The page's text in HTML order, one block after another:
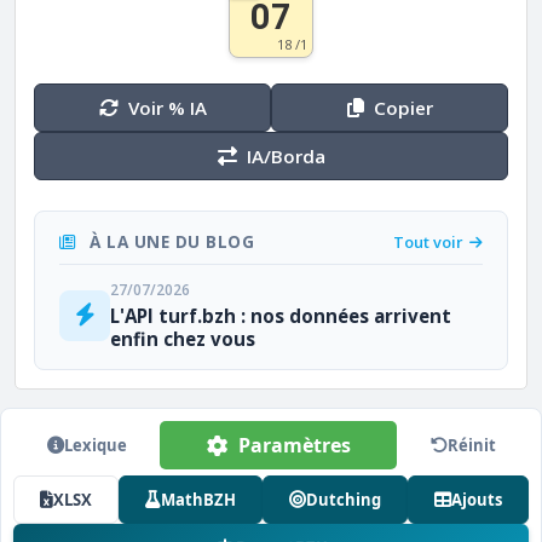
07
18 /1
Voir % IA
Copier
IA/Borda
À LA UNE DU BLOG Tout voir
27/07/2026
L'API turf.bzh : nos données arrivent
enfin chez vous
Lexique Paramètres Réinit
XLSX MathBZH Dutching Ajouts